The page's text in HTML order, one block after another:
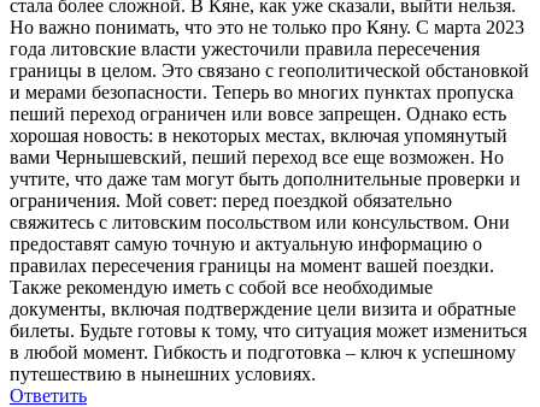
стала более сложной. В Кяне, как уже сказали, выйти нельзя.
Но важно понимать, что это не только про Кяну. С марта 2023
года литовские власти ужесточили правила пересечения
границы в целом. Это связано с геополитической обстановкой
и мерами безопасности. Теперь во многих пунктах пропуска
пеший переход ограничен или вовсе запрещен. Однако есть
хорошая новость: в некоторых местах, включая упомянутый
вами Чернышевский, пеший переход все еще возможен. Но
учтите, что даже там могут быть дополнительные проверки и
ограничения. Мой совет: перед поездкой обязательно
свяжитесь с литовским посольством или консульством. Они
предоставят самую точную и актуальную информацию о
правилах пересечения границы на момент вашей поездки.
Также рекомендую иметь с собой все необходимые
документы, включая подтверждение цели визита и обратные
билеты. Будьте готовы к тому, что ситуация может измениться
в любой момент. Гибкость и подготовка – ключ к успешному
путешествию в нынешних условиях.
Ответить